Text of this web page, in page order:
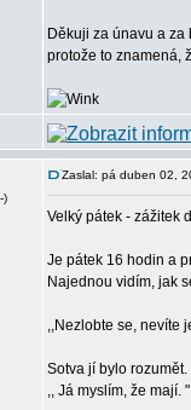
Děkuji za únavu a
protože to znamená,
Zaslal: pá duben 02,
Velký pátek - zážitek
Je pátek 16 hodin a
Najednou vidím, jak
,,Nezlobte se, nevíte
Sotva jí bylo
,, Já myslím, že mají. "